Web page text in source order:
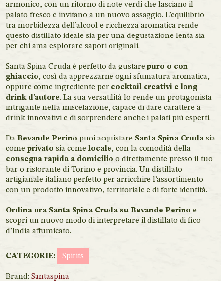
armonico, con un ritorno di note verdi che lasciano il
palato fresco e invitano a un nuovo assaggio. L’equilibrio
tra morbidezza dell’alcool e ricchezza aromatica rende
questo distillato ideale sia per una degustazione lenta sia
per chi ama esplorare sapori originali.
Santa Spina Cruda è perfetto da gustare puro o con
ghiaccio, così da apprezzarne ogni sfumatura aromatica,
oppure come ingrediente per cocktail creativi e long
drink d’autore. La sua versatilità lo rende un protagonista
intrigante nella miscelazione, capace di dare carattere a
drink innovativi e di sorprendere anche i palati più esperti.
Da Bevande Perino puoi acquistare Santa Spina Cruda sia
come privato sia comelocale, con la comodità della
consegna rapida a domicilio o direttamente presso il tuo
bar o ristorante di Torino e provincia. Un distillato
artigianale italiano perfetto per arricchire l’assortimento
con un prodotto innovativo, territoriale e di forte identità.
Ordina ora Santa Spina Cruda su Bevande Perino e
scopri un nuovo modo di interpretare il distillato di fico
d’India affumicato.
CATEGORIE: Spirits
Brand: Santaspina